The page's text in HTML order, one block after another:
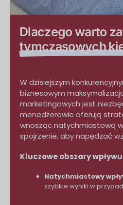
Dlaczego warto
tymczasowych
W dzisiejszym
biznesowym
marketingowych jest
menedżerowie oferują
wnosząc natychmiastową
spojrzenie, aby napędzać
Kluczowe obszary
Natychmiastowy
szybkie wyniki w